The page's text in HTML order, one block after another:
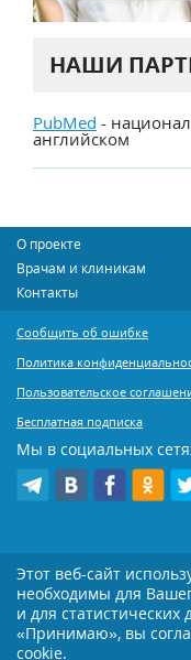
НАШИ
PubMed -
английском
О проекте
Врачам и клиникам
Контакты
Сообщить об ошибке
Политика
Пользовательское
Бесплатная подписка
Мы в социальных
Копирование или иное
воспрещается. Копирование
активной открытой для
Материалы на сайте
Этот веб-сайт
необходимы для
и для
«Принимаю», вы
cookie.